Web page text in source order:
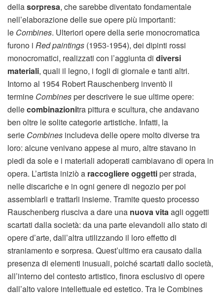
dellasorpresa, che sarebbe diventato fondamentale
nell’elaborazione delle sue opere più importanti:
le Combines. Ulteriori opere della serie monocromatica
furono i Red paintings (1953-1954), dei dipinti rossi
monocromatici, realizzati con l’aggiunta di diversi
materiali, quali il legno, i fogli di giornale e tanti altri.
Intorno al 1954 Robert Rauschenberg inventò il
termine Combinesper descrivere le sue ultime opere:
dellecombinazionitra pittura e scultura, che andavano
ben oltre le solite categorie artistiche. Infatti, la
serie Combines includeva delle opere molto diverse tra
loro: alcune venivano appese al muro, altre stavano in
piedi da sole e i materiali adoperati cambiavano di opera in
opera. L’artista iniziò a raccogliere oggettiper strada,
nelle discariche e in ogni genere di negozio per poi
assemblarli e trattarli insieme. Tramite questo processo
Rauschenberg riusciva a dare una nuova vitaagli oggetti
scartati dalla società: da una parte elevandoli allo stato di
opere d’arte, dall’altra utilizzando il loro effetto di
straniamento e sorpresa. Quest’ultimo era causato dalla
presenza di elementi inusuali, poiché scartati dallo società,
all’interno del contesto artistico, finora esclusivo di opere
dall’alto valore intellettuale ed estetico. Tra le Combines